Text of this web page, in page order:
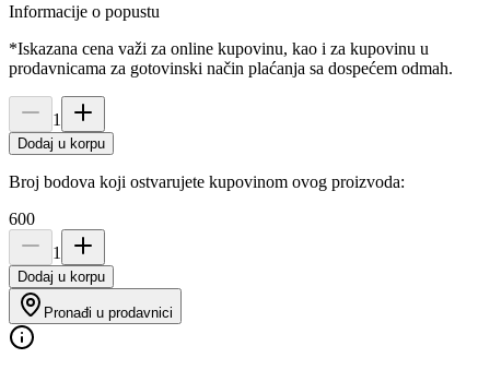
Informacije o popustu
*Iskazana cena važi za online kupovinu, kao i za kupovinu u
prodavnicama za gotovinski način plaćanja sa dospećem odmah.
1
Dodaj u korpu
Broj bodova koji ostvarujete kupovinom ovog proizvoda:
600
1
Dodaj u korpu
Pronađi u prodavnici